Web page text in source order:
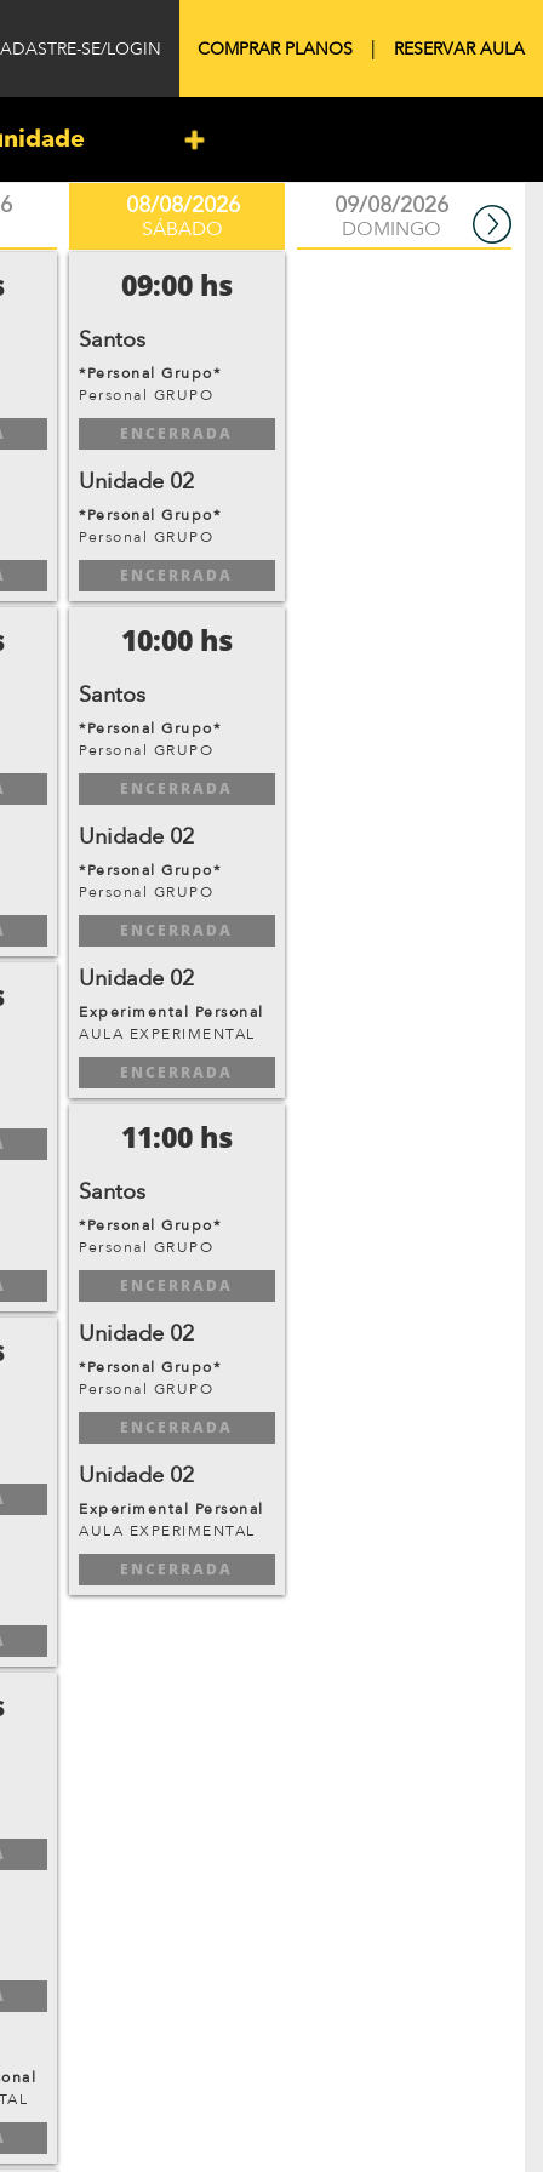
SE/LOGIN COMPRAR PLANOS | RESERVAR AULA
08/08/2026
SÁBADO
09:00 hs
Santos
*Personal Grupo*
Personal GRUPO
ENCERRADA
Unidade 02
*Personal Grupo*
Personal GRUPO
ENCERRADA
10:00 hs
Santos
*Personal Grupo*
Personal GRUPO
ENCERRADA
Unidade 02
*Personal Grupo*
Personal GRUPO
ENCERRADA
Unidade 02
Experimental Personal
AULA EXPERIMENTAL
ENCERRADA
11:00 hs
Santos
*Personal Grupo*
Personal GRUPO
ENCERRADA
Unidade 02
*Personal Grupo*
Personal GRUPO
ENCERRADA
Unidade 02
Experimental Personal
AULA EXPERIMENTAL
ENCERRADA
09/08/2026
DOMINGO